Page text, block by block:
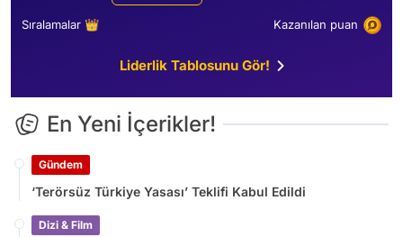
Sıralamalar 👑 Kazanılan puan
Liderlik Tablosunu Gör!
En Yeni İçerikler!
Gündem
‘Terörsüz Türkiye Yasası’ Teklifi Kabul Edildi
Dizi & Film